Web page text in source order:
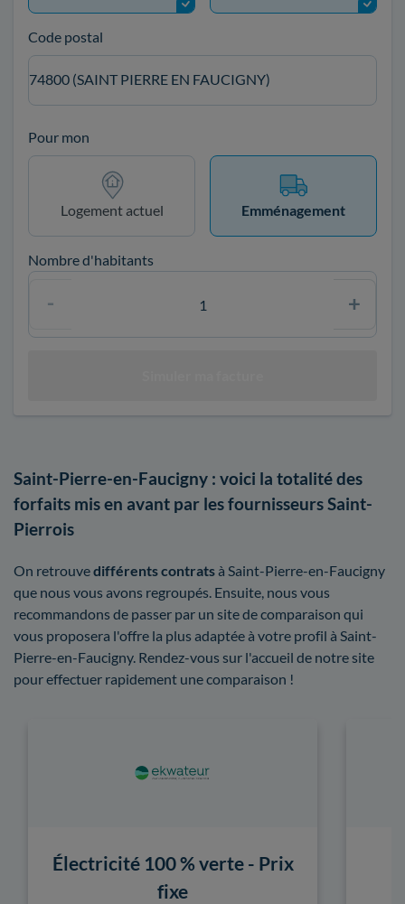
Code postal
74800 (SAINT PIERRE EN FAUCIGNY)
Pour mon
Logement actuel Emménagement
Nombre d'habitants
Saint-Pierre-en-Faucigny : voici la totalité des
forfaits mis en avant par les fournisseurs Saint-
Pierrois
On retrouvedifférents contratsà Saint-Pierre-en-Faucigny
que nous vous avons regroupés. Ensuite, nous vous
recommandons de passer par un site de comparaison qui
vous proposera l'offre la plus adaptée à votre profil à Saint-
Pierre-en-Faucigny. Rendez-vous sur l'accueil de notre site
pour effectuer rapidement une comparaison !
Électricité 100 % verte - Prix
fixe